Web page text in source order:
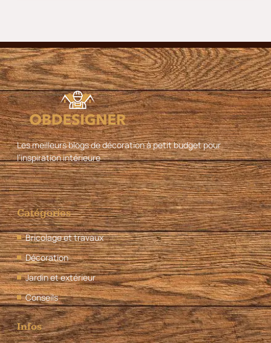
Les meilleurs blogs de décoration à petit budget pour
l’inspiration intérieure
Catégories
Bricolage et travaux
Décoration
Jardin et extérieur
Conseils
Infos